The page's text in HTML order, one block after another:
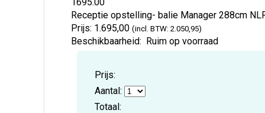
Receptie opstelling- balie Manager 288cm
Prijs: 1.695,00 (incl. BTW: 2.050,95)
Beschikbaarheid: Ruim op voorraad
Prijs:
Aantal:
Totaal: